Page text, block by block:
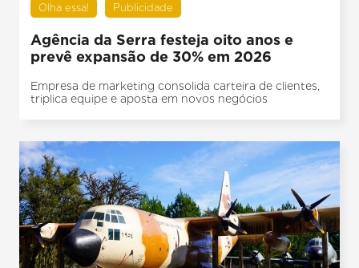
Olha essa! Publicidade
Agência da Serra festeja oito anos e
prevê expansão de 30% em 2026
Empresa de marketing consolida carteira de clientes,
triplica equipe e aposta em novos negócios